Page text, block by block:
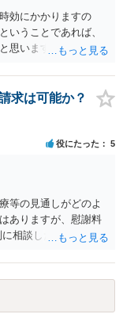
効にかかりますの
いうことであれば、
思います。 そのた
求は可能か？
役にたった 5
等の見通しがどのよ
ありますが、慰謝料
相談した方がよいケ